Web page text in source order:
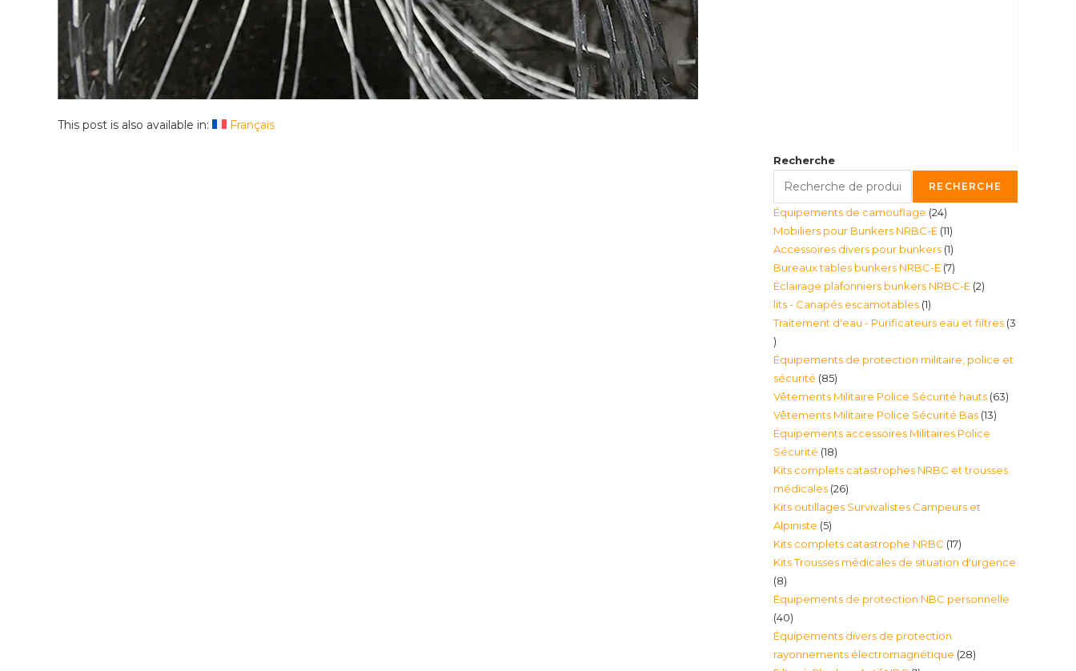
This post is also available in: Français
Recherche
RECHERCHE
Équipements de camouflage 2424
produits
Mobiliers pour Bunkers NRBC-E 1111
produits
Accessoires divers pour bunkers 11
produit
Bureaux tables bunkers NRBC-E 77
produits
Éclairage plafonniers bunkers NRBC-E 22
lits - Canapés escamotables 11
produit
Traitement d'eau - Purificateurs eau et filtres 3
3
produits
Équipements de protection militaire, police et
sécurité 8585
produits
Vêtements Militaire Police Sécurité hauts 6363
Vêtements Militaire Police Sécurité Bas 1313
Équipements accessoires Militaires Police
Sécurité 1818
produits
Kits complets catastrophes NRBC et trousses
médicales 2626
produits
Kits outillages Survivalistes Campeurs et
Alpiniste 55
produits
Kits complets catastrophe NRBC 1717
produits
Kits Trousses médicales de situation d'urgence
88
produits
Équipements de protection NBC personnelle
4040
produits
Équipements divers de protection
rayonnements électromagnétique 2828